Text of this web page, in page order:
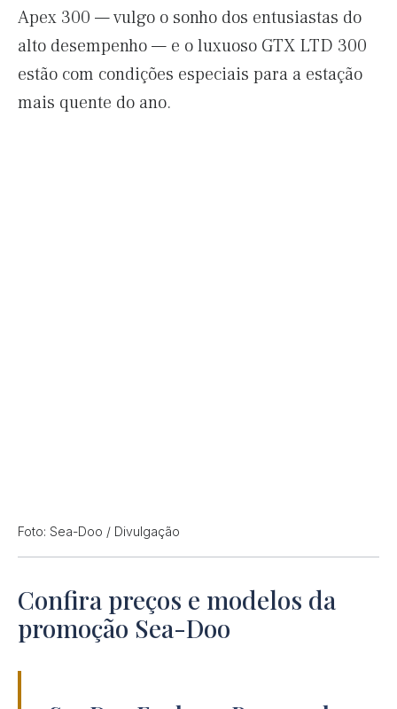
Apex 300 — vulgo o sonho dos entusiastas do
alto desempenho — e o luxuoso GTX LTD 300
estão com condições especiais para a estação
mais quente do ano.
Foto: Sea-Doo / Divulgação
Confira preços e modelos da
promoção Sea-Doo